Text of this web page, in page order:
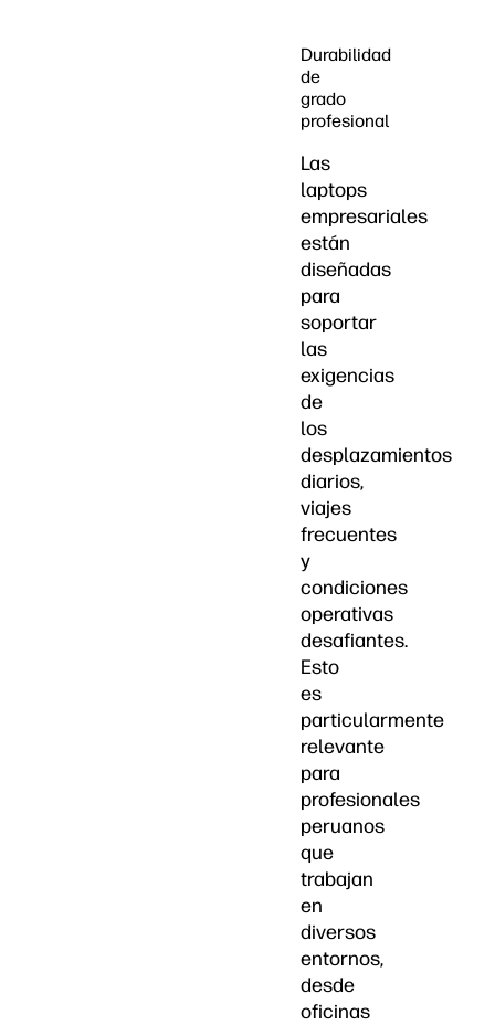
Durabilidad
de
grado
profesional
Las
laptops
empresariales
están
diseñadas
para
soportar
las
exigencias
de
los
desplazamientos
diarios,
viajes
frecuentes
y
condiciones
operativas
desafiantes.
Esto
es
particularmente
relevante
para
profesionales
peruanos
que
trabajan
en
diversos
entornos,
desde
oficinas